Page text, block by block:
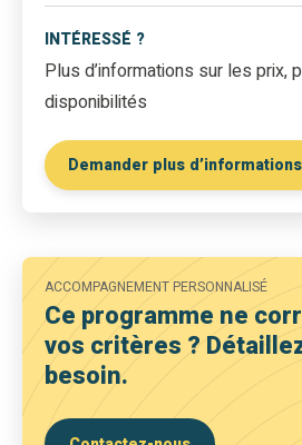
INTÉRESSÉ ?
Plus d’informations sur les prix,
disponibilités
Demander plus d’informations
ACCOMPAGNEMENT PERSONNALISÉ
Ce programme ne
vos critères ?
besoin.